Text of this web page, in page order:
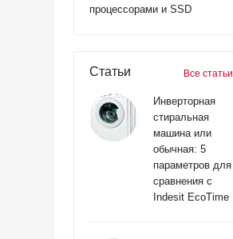
процессорами и SSD
Статьи Все статьи
Инверторная
стиральная
машина или
обычная: 5
параметров для
сравнения с
Indesit EcoTime